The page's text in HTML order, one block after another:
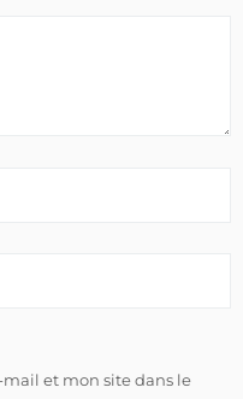
et mon site dans le